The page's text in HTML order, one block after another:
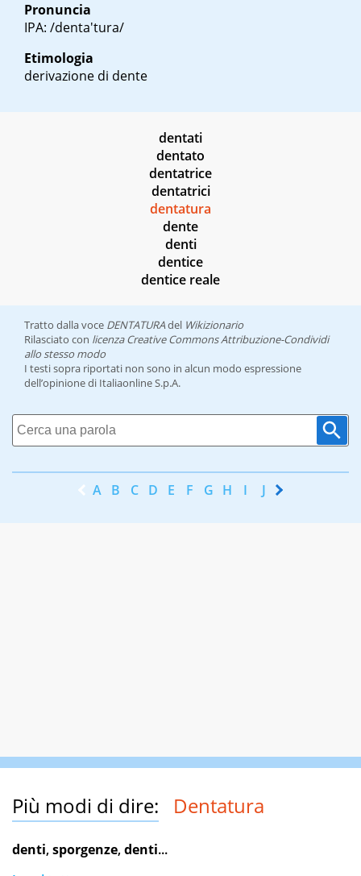
Pronuncia
IPA: /denta'tura/
Etimologia
derivazione di dente
dentati
dentato
dentatrice
dentatrici
dentatura
dente
denti
dentice
dentice reale
Tratto dalla voce DENTATURAdel Wikizionario
Rilasciato con licenza Creative Commons Attribuzione-Condividi
allo stesso modo
I testi sopra riportati non sono in alcun modo espressione
dell’opinione di Italiaonline S.p.A.
A B C D E F G H I J K
Più modi di dire: Dentatura
denti,sporgenze,denti...